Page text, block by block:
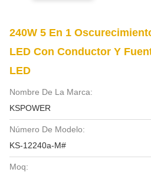
240W 5 En 1
LED Con Conductor Y
LED
Nombre De La Marca:
KSPOWER
Número De Modelo:
KS-12240a-M#
Moq: